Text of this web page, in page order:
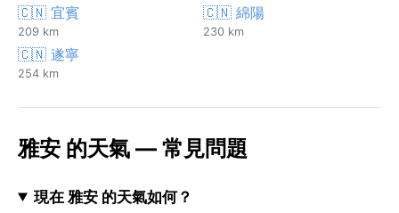
🇨🇳 宜賓
209 km
🇨🇳 綿陽
230 km
🇨🇳 遂寧
254 km
雅安 的天氣 — 常見問題
現在 雅安 的天氣如何？